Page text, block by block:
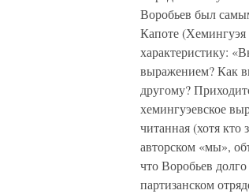
Воробьев был
Капоте
характеристику:
выражением? Как
другому?
хемингуэевское
читанная (хотя
авторском «мы»,
что Воробьев
партизанском